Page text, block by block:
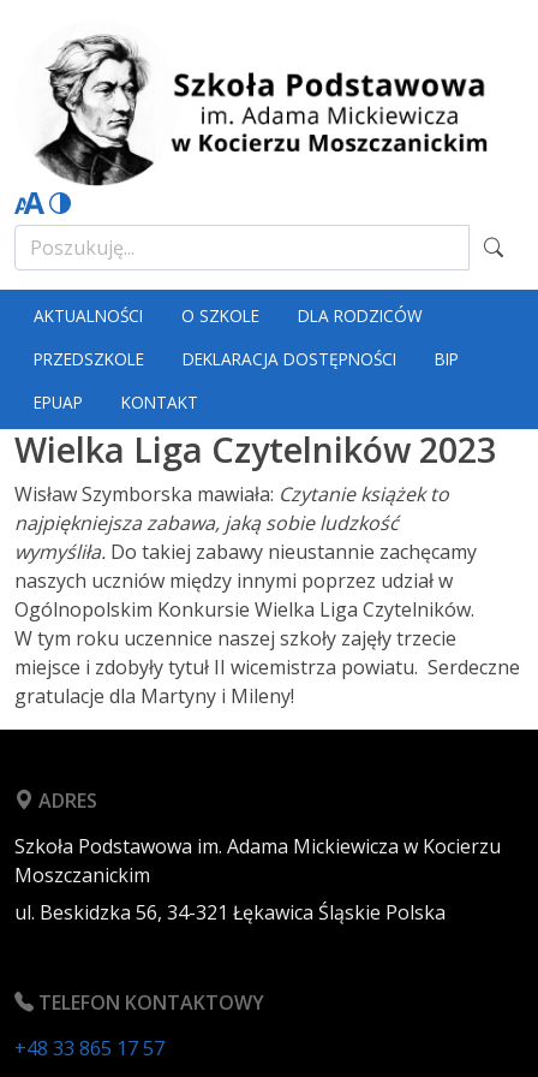
AKTUALNOŚCI O SZKOLE
DLA RODZICÓW
PRZEDSZKOLE
DEKLARACJA DOSTĘPNOŚCI
BIP
EPUAP
KONTAKT
Wielka Liga Czytelników 2023
Wisław Szymborska mawiała: Czytanie książek to
najpiękniejsza zabawa, jaką sobie ludzkość
wymyśliła. Do takiej zabawy nieustannie zachęcamy
naszych uczniów między innymi poprzez udział w
Ogólnopolskim Konkursie Wielka Liga Czytelników.
W tym roku uczennice naszej szkoły zajęły trzecie
miejsce i zdobyły tytuł II wicemistrza powiatu. Serdeczne
gratulacje dla Martyny i Mileny!
ADRES
Szkoła Podstawowa im. Adama Mickiewicza w Kocierzu
Moszczanickim
ul. Beskidzka 56, 34-321 Łękawica Śląskie Polska
TELEFON KONTAKTOWY
+48 33 865 17 57